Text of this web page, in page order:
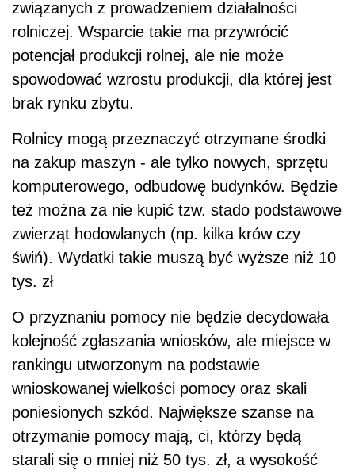
związanych z prowadzeniem działalności
rolniczej. Wsparcie takie ma przywrócić
potencjał produkcji rolnej, ale nie może
spowodować wzrostu produkcji, dla której jest
brak rynku zbytu.
Rolnicy mogą przeznaczyć otrzymane środki
na zakup maszyn - ale tylko nowych, sprzętu
komputerowego, odbudowę budynków. Będzie
też można za nie kupić tzw. stado podstawowe
zwierząt hodowlanych (np. kilka krów czy
świń). Wydatki takie muszą być wyższe niż 10
tys. zł
O przyznaniu pomocy nie będzie decydowała
kolejność zgłaszania wniosków, ale miejsce w
rankingu utworzonym na podstawie
wnioskowanej wielkości pomocy oraz skali
poniesionych szkód. Największe szanse na
otrzymanie pomocy mają, ci, którzy będą
starali się o mniej niż 50 tys. zł, a wysokość